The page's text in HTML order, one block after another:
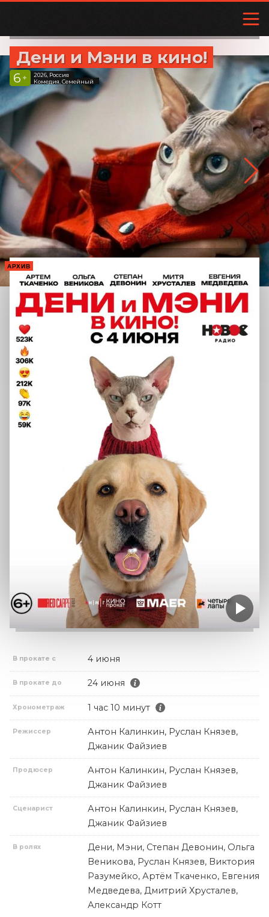
Дени и Мэни в кино!
6 +
2026, Россия
Комедия, Семейный
АРХИВ
В прокате с 4 июня
В прокате до 24 июня
Хронометраж 1 час 10 минут
Режиссер
Антон Калинкин, Руслан Князев,
Джаник Файзиев
Продюсер
Антон Калинкин, Руслан Князев,
Джаник Файзиев
Сценарист
Антон Калинкин, Руслан Князев,
Джаник Файзиев
В ролях
Дени, Мэни, Степан Девонин, Ольга
Веникова, Руслан Князев, Виктория
Разумейко, Артём Ткаченко, Евгения
Медведева, Дмитрий Хрусталев,
Александр Котт